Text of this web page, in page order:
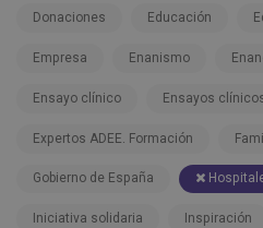
Donaciones Educación
Empresa Enanismo
Ensayo clínico Ensayos
Expertos ADEE. Formación
Gobierno de España
Iniciativa solidaria Inspiración